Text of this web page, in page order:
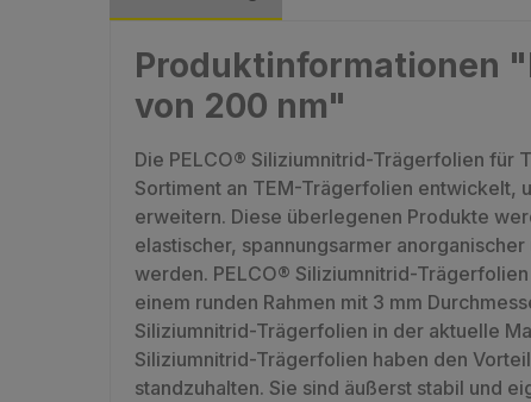
Produktinformationen
von 200 nm"
Die PELCO® Siliziumnitrid-Trägerfolien für
Sortiment an TEM-Trägerfolien entwickelt,
erweitern. Diese überlegenen Produkte
elastischer, spannungsarmer
werden. PELCO® Siliziumnitrid-
einem runden Rahmen mit 3 mm
Siliziumnitrid-Trägerfolien in der aktuelle
Siliziumnitrid-Trägerfolien haben den
standzuhalten. Sie sind äußerst stabil und